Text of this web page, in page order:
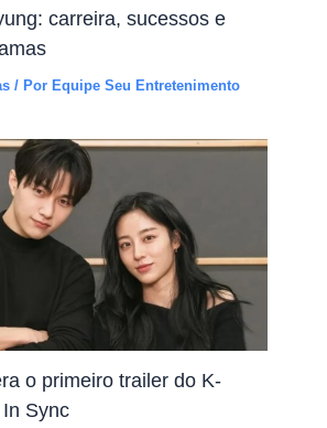
carreira, sucessos e
/ PorEquipe Seu Entretenimento
o primeiro trailer do K-
Sync